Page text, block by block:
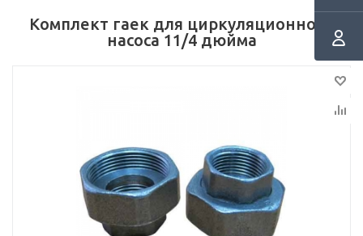
Комплект гаек для циркуляционного
насоса 11/4 дюйма